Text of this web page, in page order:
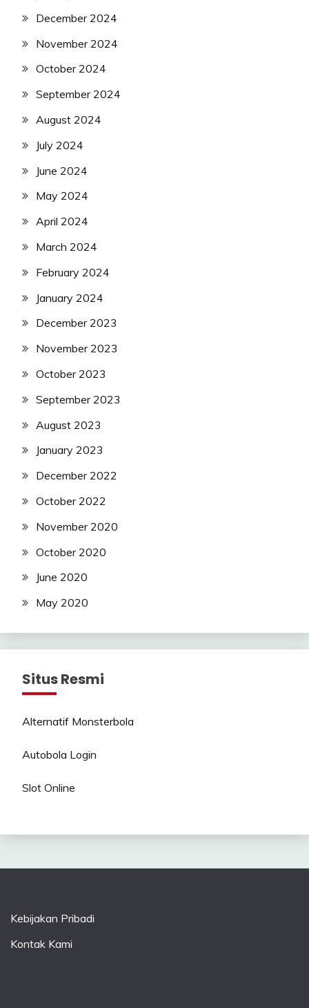
December 2024
November 2024
October 2024
September 2024
August 2024
July 2024
June 2024
May 2024
April 2024
March 2024
February 2024
January 2024
December 2023
November 2023
October 2023
September 2023
August 2023
January 2023
December 2022
October 2022
November 2020
October 2020
June 2020
May 2020
Situs Resmi
Alternatif Monsterbola
Autobola Login
Slot Online
Kebijakan Pribadi
Kontak Kami